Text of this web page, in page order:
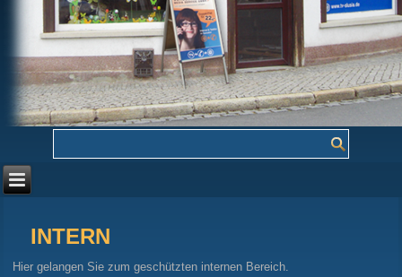
INTERN
Hier gelangen Sie zum geschützten internen Bereich.